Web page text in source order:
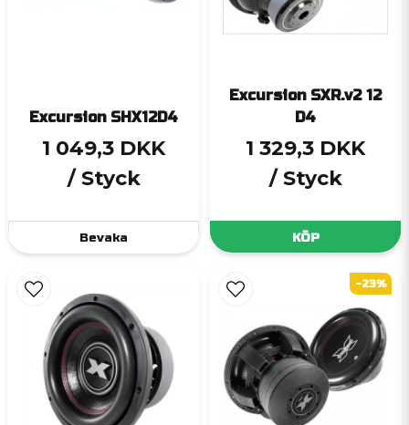
Excursion SHX12D4
1 049,3 DKK
/ Styck
Bevaka
Excursion SXR.v2 12
D4
1 329,3 DKK
/ Styck
KÖP
-23%